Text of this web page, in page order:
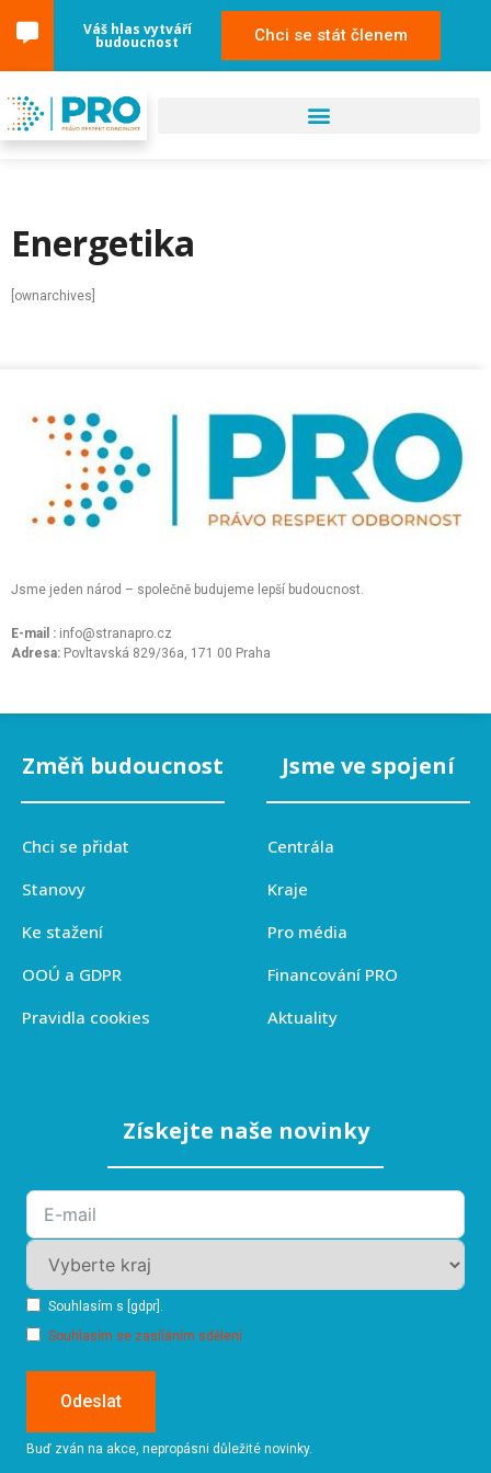
Váš hlas vytváří
budoucnost Chci se stát členem
Energetika
[ownarchives]
Jsme jeden národ – společně budujeme lepší budoucnost.
E-mail : info@stranapro.cz
Adresa: Povltavská 829/36a, 171 00 Praha
Změň budoucnost
Chci se přidat
Stanovy
Ke stažení
OOÚ a GDPR
Pravidla cookies
Jsme ve spojení
Centrála
Kraje
Pro média
Financování PRO
Aktuality
Získejte naše novinky
Souhlasím s [gdpr].
Souhlasím se zasíláním sdělení
Odeslat
Buď zván na akce, nepropásni důležité novinky.